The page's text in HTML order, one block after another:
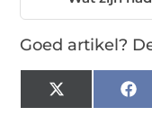
Goed artikel?
X
(Twitter)